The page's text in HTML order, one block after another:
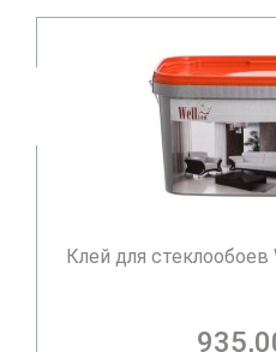
Клей для